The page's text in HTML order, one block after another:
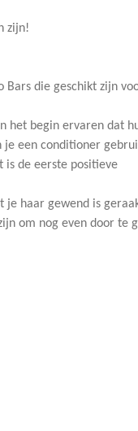
zijn!
Bars die geschikt zijn
het begin ervaren dat
een conditioner
de eerste positieve
je haar gewend is
om nog even door te